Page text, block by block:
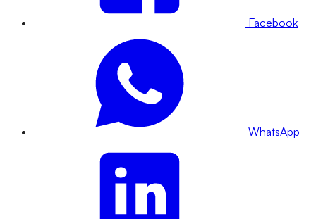
Facebook
WhatsApp